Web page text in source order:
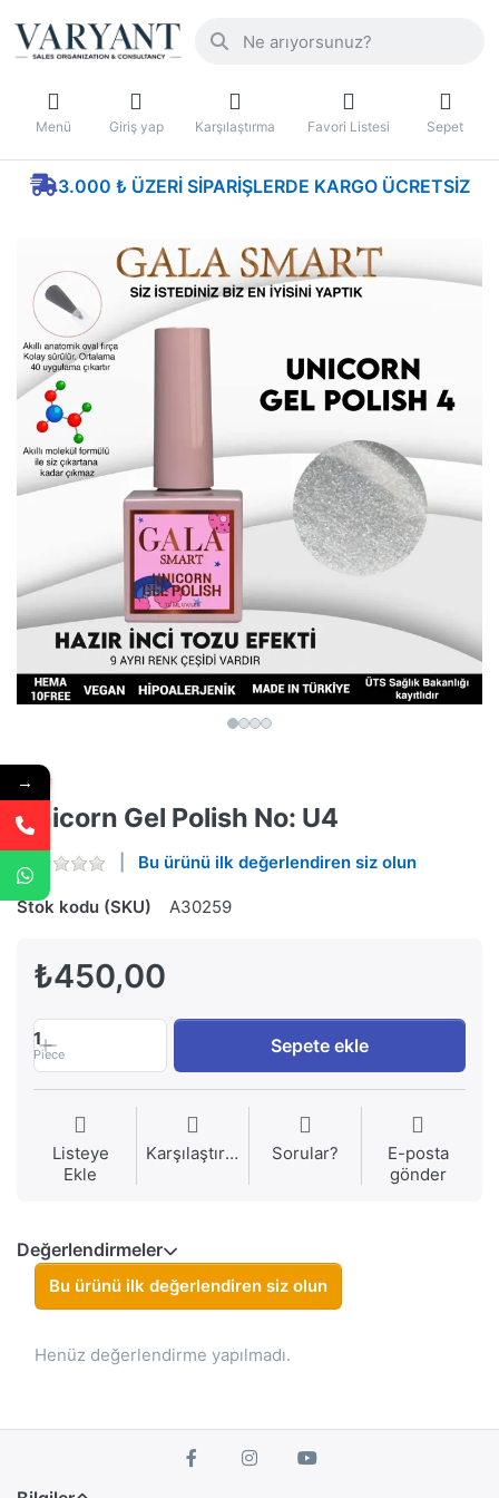
Menü Giriş yap Karşılaştırma Favori Listesi Sepet
3.000 ₺ ÜZERI SIPARIŞLERDE KARGO ÜCRETSIZ
Unicorn Gel Polish No: U4
Bu ürünü ilk değerlendiren siz olun
Stok kodu (SKU) A30259
₺450,00
1
Piece Sepete ekle
Listeye
Ekle
Karşılaştırma Sorular?
E-posta
gönder
Değerlendirmeler
Bu ürünü ilk değerlendiren siz olun
Henüz değerlendirme yapılmadı.
→